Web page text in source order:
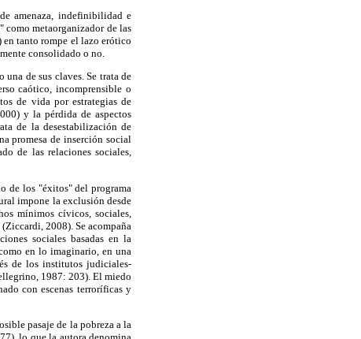
amenaza, indefinibilidad e
metaorganizador de las
tanto rompe el lazo erótico
consolidado o no.
una de sus claves. Se trata de
caótico, incomprensible o
de vida por estrategias de
y la pérdida de aspectos
de la desestabilización de
promesa de inserción social
de las relaciones sociales,
de los "éxitos" del programa
impone la exclusión desde
mínimos cívicos, sociales,
2008). Se acompaña
sociales basadas en la
en lo imaginario, en una
de los institutos judiciales-
1987: 203). El miedo
con escenas terroríficas y
pasaje de la pobreza a la